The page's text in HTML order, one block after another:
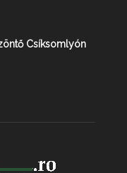
Csíksomlyón